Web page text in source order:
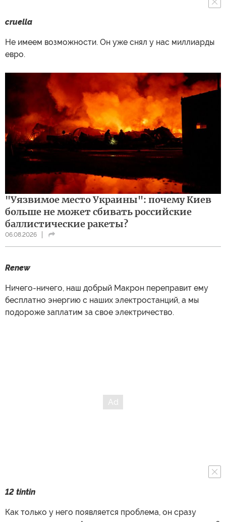
cruella
Не имеем возможности. Он уже снял у нас миллиарды
евро.
"Уязвимое место Украины": почему Киев
больше не может сбивать российские
баллистические ракеты?
06.08.2026
Renew
Ничего-ничего, наш добрый Макрон переправит ему
бесплатно энергию с наших электростанций, а мы
подороже заплатим за свое электричество.
12 tintin
Как только у него появляется проблема, он сразу